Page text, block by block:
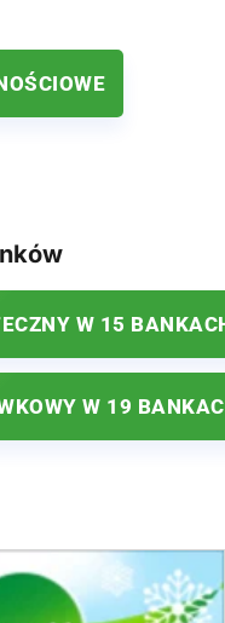
W 15
W 19